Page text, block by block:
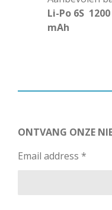
Li-Po 6S
mAh
ONTVANG ONZE
Email address *